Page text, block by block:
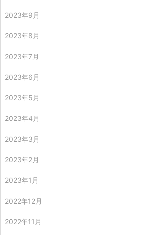
2023年9月
2023年8月
2023年7月
2023年6月
2023年5月
2023年4月
2023年3月
2023年2月
2023年1月
2022年12月
2022年11月